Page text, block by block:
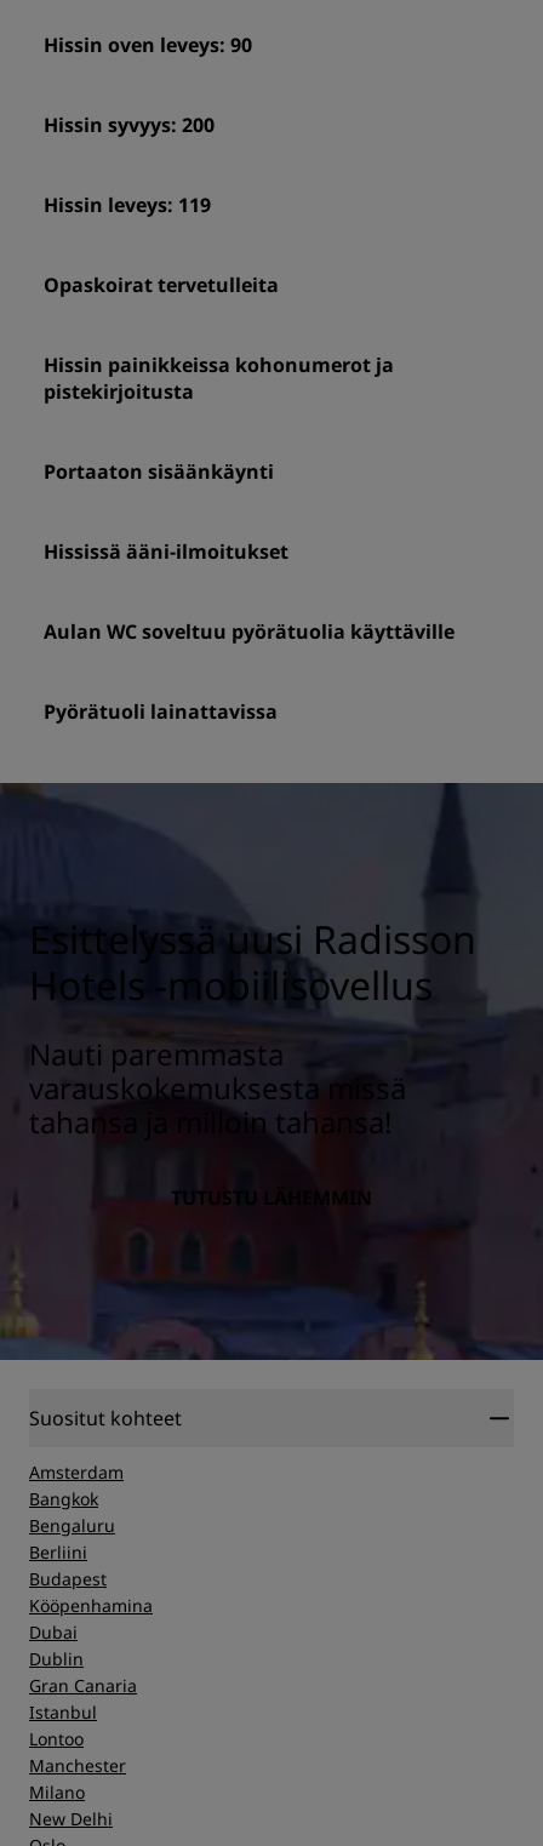
Hissin oven leveys: 90
Hissin syvyys: 200
Hissin leveys: 119
Opaskoirat tervetulleita
Hissin painikkeissa kohonumerot ja
pistekirjoitusta
Portaaton sisäänkäynti
Hississä ääni-ilmoitukset
Aulan WC soveltuu pyörätuolia käyttäville
Pyörätuoli lainattavissa
Esittelyssä uusi Radisson
Hotels -mobiilisovellus
Nauti paremmasta
varauskokemuksesta missä
tahansa ja milloin tahansa!
TUTUSTU LÄHEMMIN
Suositut kohteet
Amsterdam
Bangkok
Bengaluru
Berliini
Budapest
Kööpenhamina
Dubai
Dublin
Gran Canaria
Istanbul
Lontoo
Manchester
Milano
New Delhi